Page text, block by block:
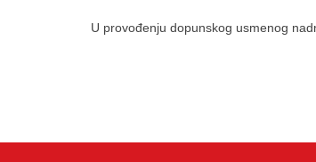
U provođenju dopunskog usmenog